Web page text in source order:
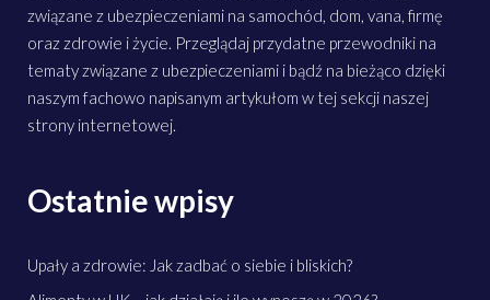
związane z ubezpieczeniami na samochód, dom, vana, firmę
oraz zdrowie i życie. Przeglądaj przydatne przewodniki na
tematy związane z ubezpieczeniami i bądź na bieżąco dzięki
naszym fachowo napisanym artykułom w tej sekcji naszej
strony internetowej.
Ostatnie wpisy
Upały a zdrowie: Jak zadbać o siebie i bliskich?